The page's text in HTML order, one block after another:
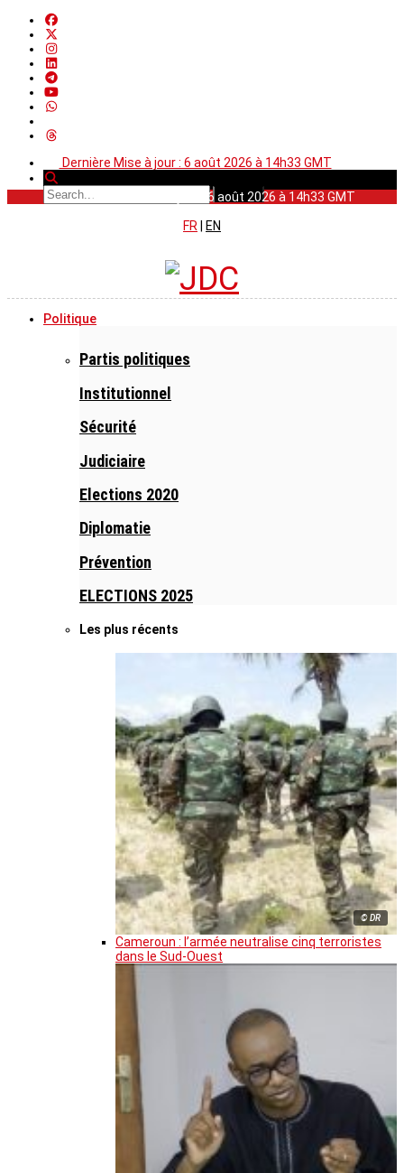
Dernière Mise à jour : 6 août 2026 à 14h33 GMT
Dernière Mise à jour : 6 août 2026 à 14h33 GMT
FR
EN
Politique
Partis politiques
Institutionnel
Sécurité
Judiciaire
Elections 2020
Diplomatie
Prévention
ELECTIONS 2025
Les plus récents
© DR
Cameroun : l’armée neutralise cinq terroristes
dans le Sud-Ouest